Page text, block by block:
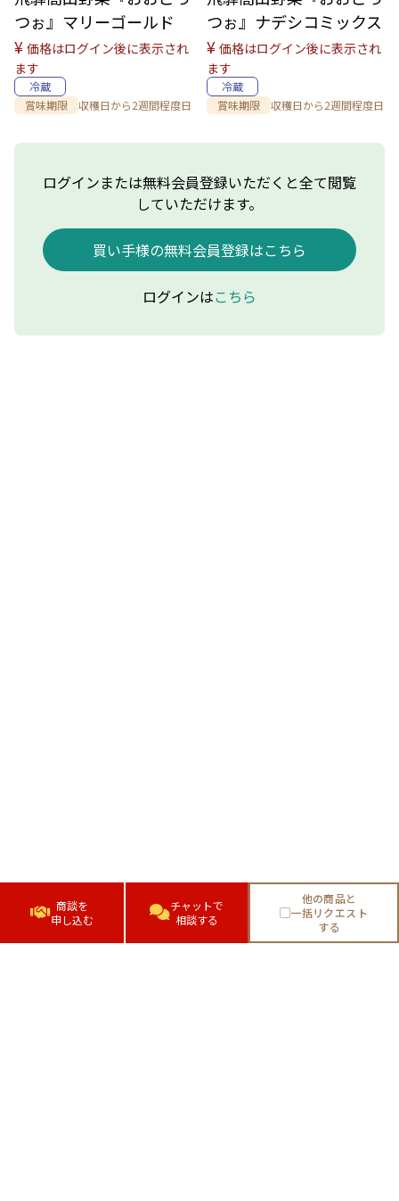
つぉ』マリーゴールド
¥ 価格はログイン後に表示され
ます
冷蔵
賞味期限
収穫日から2週間程度日
つぉ』ナデシコミックス
¥ 価格はログイン後に表示され
ます
冷蔵
賞味期限
収穫日から2週間程度日
ログインまたは無料会員登録いただくと全て閲覧
していただけます。
買い手様の無料会員登録はこちら
ログインはこちら
商談を
申し込む
チャットで
相談する
他の商品と
一括リクエスト
する